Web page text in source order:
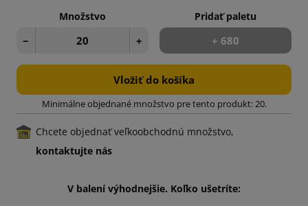
Množstvo
− +
Pridať paletu
+ 680
Vložiť do košíka
Minimálne objednané množstvo pre tento produkt: 20.
Chcete objednať veľkoobchodnú množstvo,
kontaktujte nás
V balení výhodnejšie. Koľko ušetríte: